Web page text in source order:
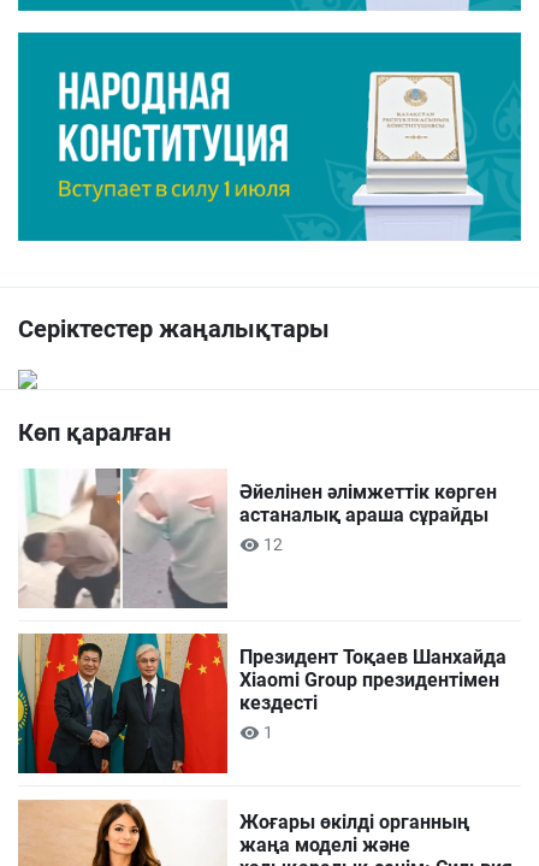
Серіктестер жаңалықтары
Көп қаралған
Әйелінен әлімжеттік көрген
астаналық араша сұрайды
12
Президент Тоқаев Шанхайда
Xiaomi Group президентімен
кездесті
1
Жоғары өкілді органның
жаңа моделі және